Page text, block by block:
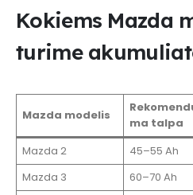
Kokiems Mazda
turime
Mazda modelis
ma talpa
Mazda 2 45–55 Ah
Mazda 3
60–70 Ah